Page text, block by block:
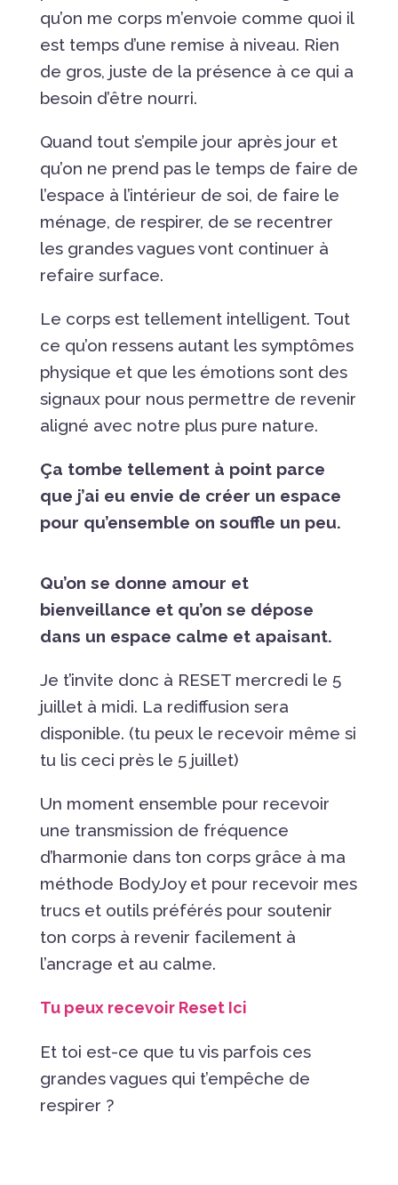
qu’on me corps m’envoie comme quoi il
est temps d’une remise à niveau. Rien
de gros, juste de la présence à ce qui a
besoin d’être nourri.
Quand tout s’empile jour après jour et
qu’on ne prend pas le temps de faire de
l’espace à l’intérieur de soi, de faire le
ménage, de respirer, de se recentrer
les grandes vagues vont continuer à
refaire surface.
Le corps est tellement intelligent. Tout
ce qu’on ressens autant les symptômes
physique et que les émotions sont des
signaux pour nous permettre de revenir
aligné avec notre plus pure nature.
Ça tombe tellement à point parce
que j’ai eu envie de créer un espace
pour qu’ensemble on souffle un peu.
Qu’on se donne amour et
bienveillance et qu’on se dépose
dans un espace calme et apaisant.
Je t’invite donc à RESET mercredi le 5
juillet à midi. La rediffusion sera
disponible. (tu peux le recevoir même si
tu lis ceci près le 5 juillet)
Un moment ensemble pour recevoir
une transmission de fréquence
d’harmonie dans ton corps grâce à ma
méthode BodyJoy et pour recevoir mes
trucs et outils préférés pour soutenir
ton corps à revenir facilement à
l’ancrage et au calme.
Tu peux recevoir Reset Ici
Et toi est-ce que tu vis parfois ces
grandes vagues qui t’empêche de
respirer ?